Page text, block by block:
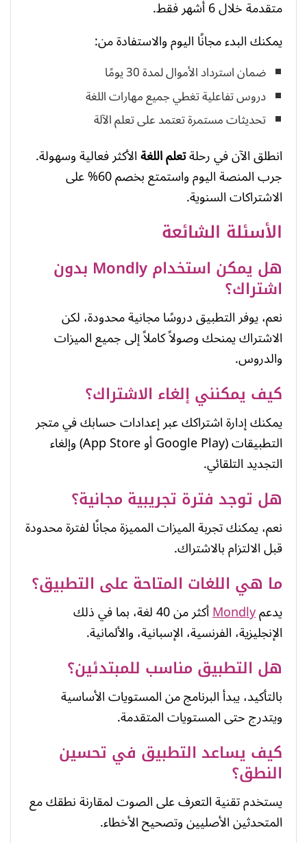
متقدمة خلال 6 أشهر فقط.
يمكنك البدء مجانًا اليوم والاستفادة من:
ضمان استرداد الأموال لمدة 30 يومًا
دروس تفاعلية تغطي جميع مهارات اللغة
تحديثات مستمرة تعتمد على تعلم الآلة
انطلق الآن في رحلةتعلم اللغةالأكثر فعالية وسهولة.
جرب المنصة اليوم واستمتع بخصم 60% على
الاشتراكات السنوية.
الأسئلة الشائعة
هل يمكن استخدام Mondly بدون
اشتراك؟
نعم، يوفر التطبيق دروسًا مجانية محدودة، لكن
الاشتراك يمنحك وصولاً كاملاً إلى جميع الميزات
والدروس.
كيف يمكنني إلغاء الاشتراك؟
يمكنك إدارة اشتراكك عبر إعدادات حسابك في متجر
التطبيقات (Google Play أو App Store) وإلغاء
التجديد التلقائي.
هل توجد فترة تجريبية مجانية؟
نعم، يمكنك تجربة الميزات المميزة مجانًا لفترة محدودة
قبل الالتزام بالاشتراك.
ما هي اللغات المتاحة على التطبيق؟
يدعمMondly أكثر من 40 لغة، بما في ذلك
الإنجليزية، الفرنسية، الإسبانية، والألمانية.
هل التطبيق مناسب للمبتدئين؟
بالتأكيد، يبدأ البرنامج من المستويات الأساسية
ويتدرج حتى المستويات المتقدمة.
كيف يساعد التطبيق في تحسين
النطق؟
يستخدم تقنية التعرف على الصوت لمقارنة نطقك مع
المتحدثين الأصليين وتصحيح الأخطاء.